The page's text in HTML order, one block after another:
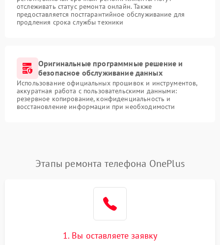
отслеживать статус ремонта онлайн. Также
предоставляется постгарантийное обслуживание для
продления срока службы техники
Оригинальные программные решение и
безопасное обслуживание данных
Использование официальных прошивок и инструментов,
аккуратная работа с пользовательскими данными:
резервное копирование, конфиденциальность и
восстановление информации при необходимости
Этапы ремонта телефона OnePlus
1. Вы оставляете заявку